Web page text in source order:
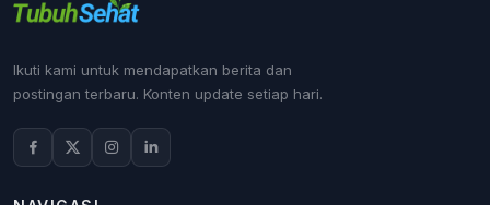
Ikuti kami untuk mendapatkan berita dan
postingan terbaru. Konten update setiap hari.